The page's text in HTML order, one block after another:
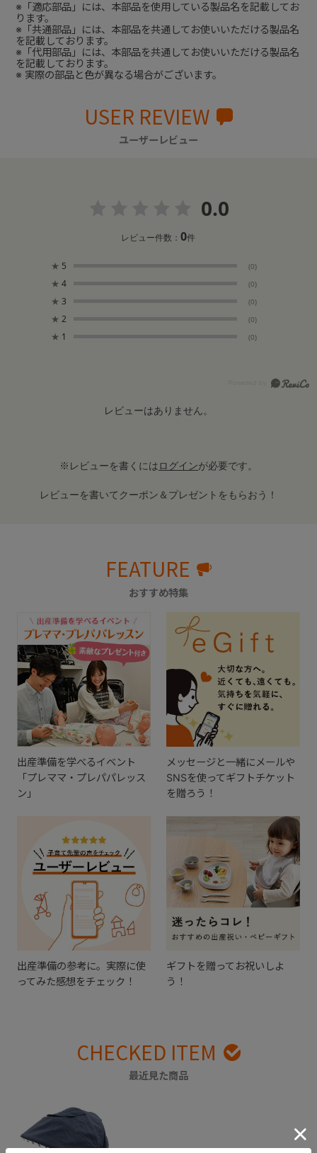
※「適応部品」には、本部品を使用している製品名を記載してお
ります。
※「共通部品」には、本部品を共通してお使いいただける製品名
を記載しております。
※「代用部品」には、本部品を共通してお使いいただける製品名
を記載しております。
※ 実際の部品と色が異なる場合がございます。
USER REVIEW
ユーザーレビュー
0.0
レビュー件数：0件
★ 5 (0)
★ 4 (0)
★ 3 (0)
★ 2 (0)
★ 1 (0)
レビューはありません。
※レビューを書くにはログインが必要です。
レビューを書いてクーポン＆プレゼントをもらおう！
FEATURE
おすすめ特集
出産準備を学べるイベント
「プレママ・プレパパレッス
ン」
メッセージと一緒にメールや
SNSを使ってギフトチケット
を贈ろう！
出産準備の参考に。実際に使
ってみた感想をチェック！
ギフトを贈ってお祝いしよ
う！
CHECKED ITEM
最近見た商品